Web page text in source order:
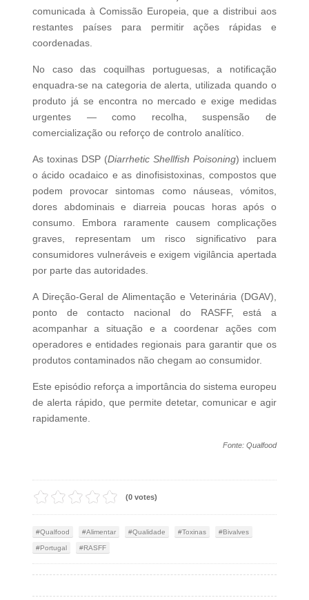
comunicada à Comissão Europeia, que a distribui aos
restantes países para permitir ações rápidas e
coordenadas.
No caso das coquilhas portuguesas, a notificação
enquadra‑se na categoria de alerta, utilizada quando o
produto já se encontra no mercado e exige medidas
urgentes — como recolha, suspensão de
comercialização ou reforço de controlo analítico.
As toxinas DSP (Diarrhetic Shellfish Poisoning) incluem
o ácido ocadaico e as dinofisistoxinas, compostos que
podem provocar sintomas como náuseas, vómitos,
dores abdominais e diarreia poucas horas após o
consumo. Embora raramente causem complicações
graves, representam um risco significativo para
consumidores vulneráveis e exigem vigilância apertada
por parte das autoridades.
A Direção‑Geral de Alimentação e Veterinária (DGAV),
ponto de contacto nacional do RASFF, está a
acompanhar a situação e a coordenar ações com
operadores e entidades regionais para garantir que os
produtos contaminados não chegam ao consumidor.
Este episódio reforça a importância do sistema europeu
de alerta rápido, que permite detetar, comunicar e agir
rapidamente.
Fonte: Qualfood
(0 votes)
Qualfood Alimentar Qualidade Toxinas Bivalves
Portugal RASFF